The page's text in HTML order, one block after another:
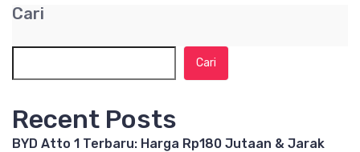
Cari
Cari
Recent Posts
BYD Atto 1 Terbaru: Harga Rp180 Jutaan & Jarak